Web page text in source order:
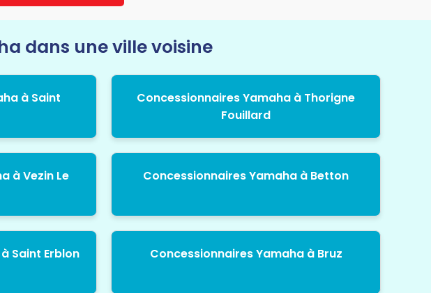
dans une ville voisine
à Saint
Concessionnaires Yamaha à Thorigne
Fouillard
à Vezin Le
Concessionnaires Yamaha à Betton
Saint Erblon Concessionnaires Yamaha à Bruz